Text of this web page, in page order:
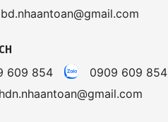
609 854
0909 609 854